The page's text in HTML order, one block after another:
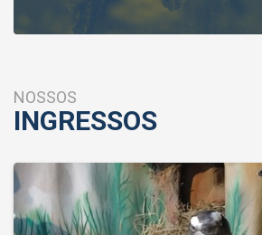
NOSSOS
INGRESSOS